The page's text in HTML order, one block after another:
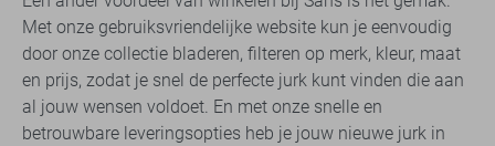
Met onze gebruiksvriendelijke website kun je eenvoudig
door onze collectie bladeren, filteren op merk, kleur, maat
en prijs, zodat je snel de perfecte jurk kunt vinden die aan
al jouw wensen voldoet. En met onze snelle en
betrouwbare leveringsopties heb je jouw nieuwe jurk in